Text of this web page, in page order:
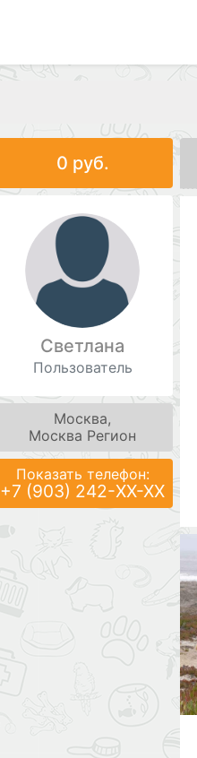
0 руб.
Светлана
Пользователь
Москва,
Москва Регион
Показать телефон:
+7 (903) 242-XX-XX